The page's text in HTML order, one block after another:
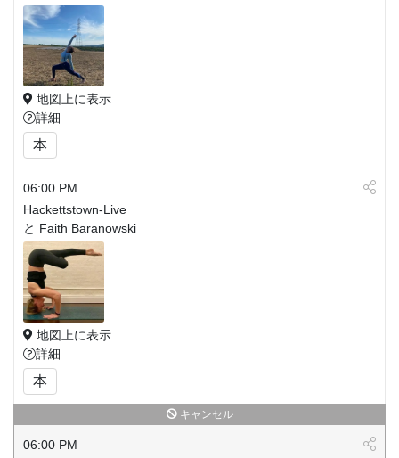
地図上に表示
詳細
本
06:00 PM
Hackettstown-Live
と Faith Baranowski
地図上に表示
詳細
本
キャンセル
06:00 PM